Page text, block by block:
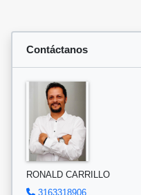
Contáctanos
RONALD CARRILLO
3163318906